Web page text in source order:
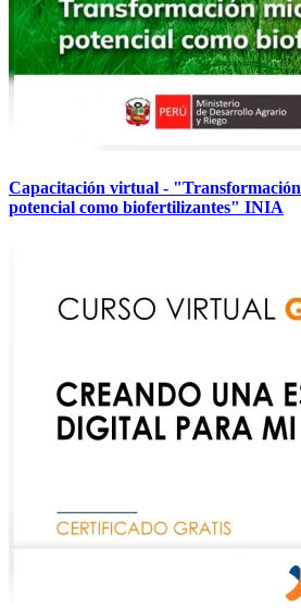
Capacitación virtual -
potencial como biofertilizantes" INIA